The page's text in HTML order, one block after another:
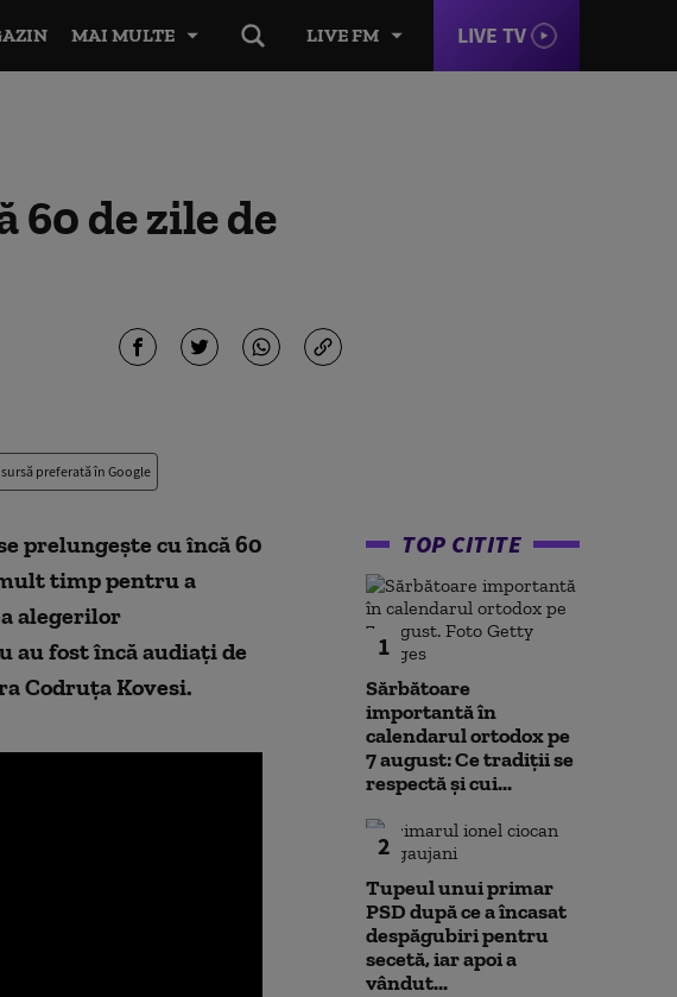
LIVE FM LIVE TV
MAI MULTE
60 de zile de
sursă preferată în Google
prelungeşte cu încă 60
timp pentru a
alegerilor
au fost încă audiaţi de
Codruţa Kovesi.
TOP CITITE
1
Sărbătoare
importantă în
calendarul ortodox pe
7 august: Ce tradiții se
respectă și cui...
2
Tupeul unui primar
PSD după ce a încasat
despăgubiri pentru
secetă, iar apoi a
vândut...